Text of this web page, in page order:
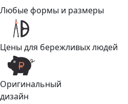
Любые формы и размеры
Цены для бережливых людей
Оригинальный
дизайн